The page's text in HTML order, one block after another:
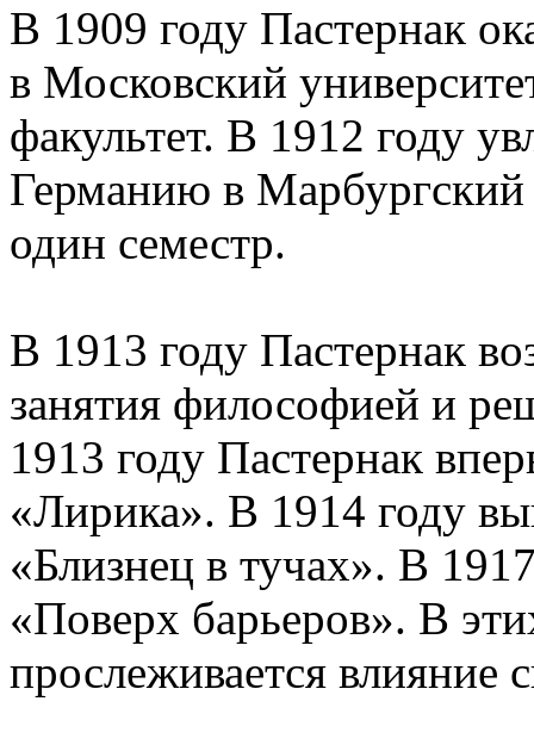
В 1909 году Пастернак
в Московский
факультет. В 1912 году
Германию в Марбургский
один семестр.
В 1913 году Пастернак
занятия философией и
1913 году Пастернак
«Лирика». В 1914 году
«Близнец в тучах». В
«Поверх барьеров». В
прослеживается влияние